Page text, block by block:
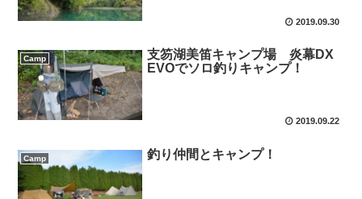
2019.09.30
Camp
支笏湖美笛キャンプ場 炎幕DX
EVOでソロ釣りキャンプ！
2019.09.22
Camp 釣り仲間とキャンプ！